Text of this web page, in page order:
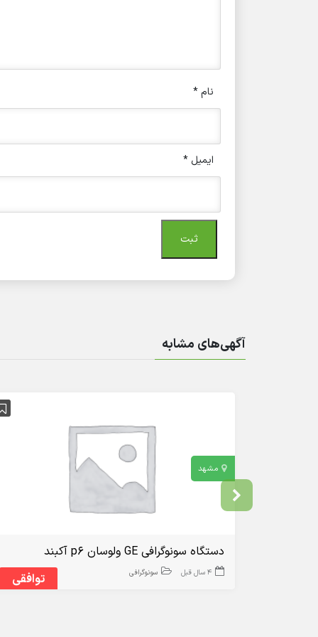
نام*
ایمیل *
آگهی‌های مشابه
مشهد
توافقی
دستگاه سونوگرافی GE ولوسان p6 آکبند
4 سال قبل سونوگرافی